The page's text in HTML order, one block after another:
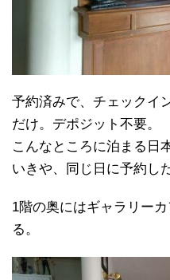
予約済みで、チェックイ
だけ。デポジット不要。
こんなところに泊まる日
いきや、同じ日に予約し
1階の奥にはギャラリー
る。